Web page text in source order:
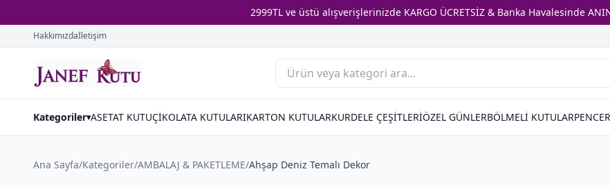
2999TL ve üstü alışverişlerinizde KARGO ÜCRETSİZ & Banka Havalesinde
Hakkımızdaİletişim
Kategoriler▾ASETAT KUTUÇİKOLATA KUTULARIKARTON KUTULARKURDELE ÇEŞİTLERİÖZEL GÜNLERBÖLMELİ KUTULAR
Ana Sayfa/Kategoriler/AMBALAJ & PAKETLEME/Ahşap Deniz Temalı Dekor